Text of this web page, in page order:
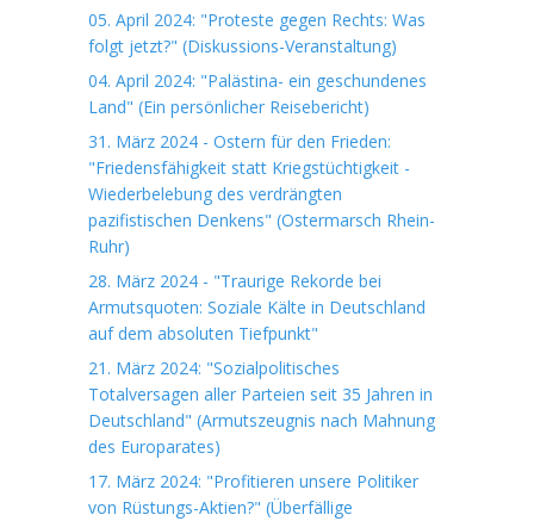
05. April 2024: "Proteste gegen Rechts: Was
folgt jetzt?" (Diskussions-Veranstaltung)
04. April 2024: "Palästina- ein geschundenes
Land" (Ein persönlicher Reisebericht)
31. März 2024 - Ostern für den Frieden:
"Friedensfähigkeit statt Kriegstüchtigkeit -
Wiederbelebung des verdrängten
pazifistischen Denkens" (Ostermarsch Rhein-
Ruhr)
28. März 2024 - "Traurige Rekorde bei
Armutsquoten: Soziale Kälte in Deutschland
auf dem absoluten Tiefpunkt"
21. März 2024: "Sozialpolitisches
Totalversagen aller Parteien seit 35 Jahren in
Deutschland" (Armutszeugnis nach Mahnung
des Europarates)
17. März 2024: "Profitieren unsere Politiker
von Rüstungs-Aktien?" (Überfällige